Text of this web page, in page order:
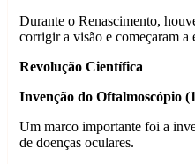
Durante o Renascimento,
corrigir a visão e começaram a
Revolução Científica
Invenção do Oftalmoscópio
Um marco importante foi a
de doenças oculares.